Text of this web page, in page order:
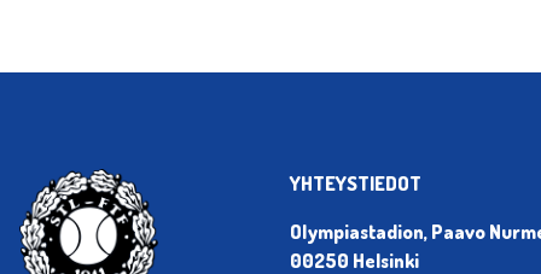
YHTEYSTIEDOT
Olympiastadion, Paavo
00250 Helsinki